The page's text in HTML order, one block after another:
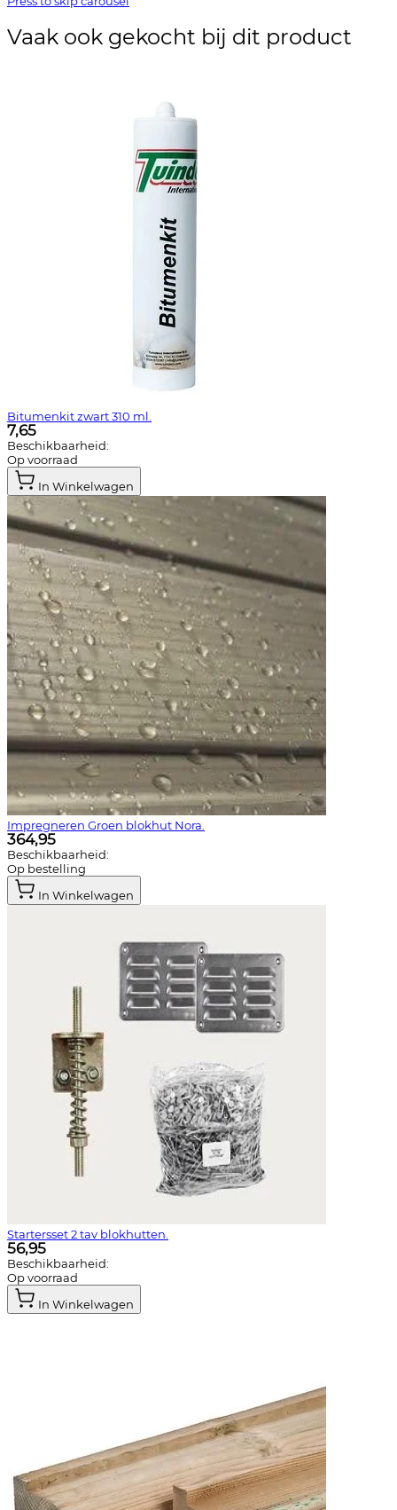
Vaak ook gekocht bij dit product
Bitumenkit zwart 310 ml.
7,65
Beschikbaarheid:
Op voorraad
In Winkelwagen
Impregneren Groen blokhut Nora.
364,95
Beschikbaarheid:
Op bestelling
In Winkelwagen
Startersset 2 tav blokhutten.
56,95
Beschikbaarheid:
Op voorraad
In Winkelwagen